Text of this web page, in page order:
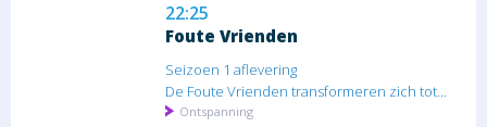
22:25
Foute Vrienden
Seizoen 1 aflevering
De Foute Vrienden transformeren zich tot...
Ontspanning